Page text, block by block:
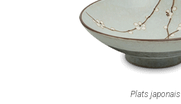
Plats japonais